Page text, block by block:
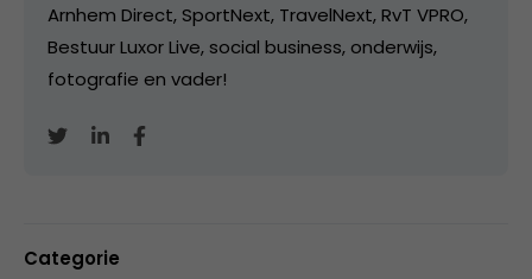
Arnhem Direct, SportNext, TravelNext, RvT VPRO,
Bestuur Luxor Live, social business, onderwijs,
fotografie en vader!
Categorie